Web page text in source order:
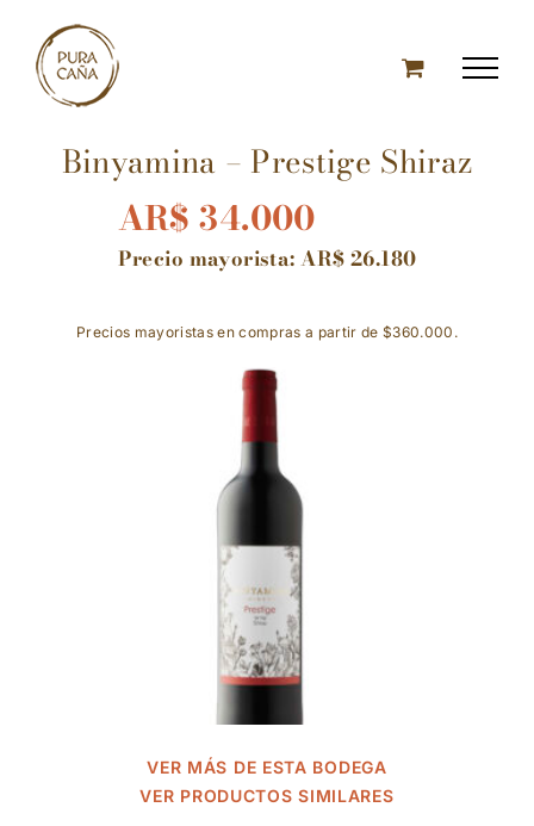
content
Binyamina – Prestige Shiraz
AR$ 34.000
Precio mayorista:AR$26.180
Precios mayoristas en compras a partir de $360.000.
VER MÁS DE ESTA BODEGA
VER PRODUCTOS SIMILARES